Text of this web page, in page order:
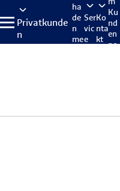
Privatkunde
n
ha
de
n
me
Ser
vic
e
Ko
nta
kt
Ku
nd
en
po